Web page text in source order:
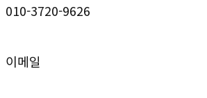
010-3720-9626
이메일